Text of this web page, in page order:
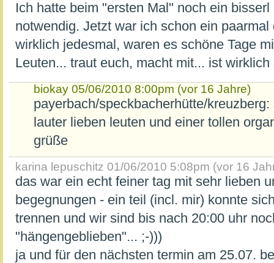
Ich hatte beim "ersten Mal" noch ein
notwendig. Jetzt war ich schon ein
wirklich jedesmal, waren es schöne Tage
Leuten... traut euch, macht mit... ist wirklich
biokay 05/06/2010 8:00pm (vor 16 Jahre)
payerbach/speckbacherhütte/
lauter lieben leuten und einer tollen
grüße
karina lepuschitz 01/06/2010 5:08pm (vor 16
das war ein echt feiner tag mit sehr lieben
begegnungen - ein teil (incl. mir) konnte
trennen und wir sind bis nach 20:00 uhr
"hängengeblieben"... ;-)))
ja und für den nächsten termin am 25.07.